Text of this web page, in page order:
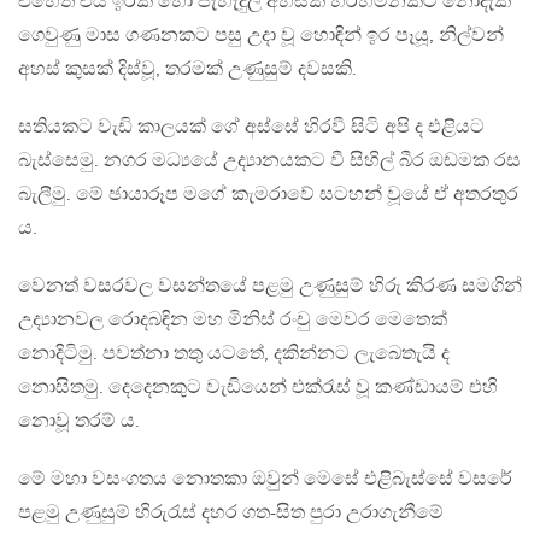
ගෙවුණු මාස ගණනකට පසු උදා වූ හොඳින් ඉර පෑයූ, නිල්වන්
අහස් කුසක් දිස්වූ, තරමක් උණුසුම් දවසකි.
සතියකට වැඩි කාලයක් ගේ අස්සේ හිරවී සිටි අපි ද එළියට
බැස්සෙමු. නගර මධ්‍යයේ උද්‍යානයකට වී සිහිල් බීර ඔඩමක රස
බැලීමු. මේ ඡායාරූප මගේ කැමරාවේ සටහන් වූයේ ඒ අතරතුර
ය.
වෙනත් වසරවල වසන්තයේ පළමු උණුසුම් හිරු කිරණ සමගින්
උද්‍යානවල රොදබඳින මහ මිනිස් රංචු මෙවර මෙතෙක්
නොදිටිමු. පවත්නා තතු යටතේ, දකින්නට ලැබෙතැයි ද
නොසිතමු. දෙදෙනකුට වැඩියෙන් එක්රැස් වූ කණ්ඩායම් එහි
නොවූ තරම් ය.
මේ මහා වසංගතය නොතකා ඔවුන් මෙසේ එළිබැස්සේ වසරේ
පළමු උණුසුම් හිරුරැස් දහර ගත-සිත පුරා උරාගැනීමේ